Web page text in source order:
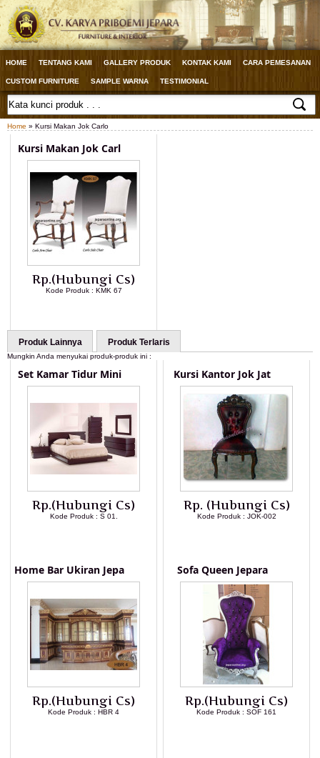
HOME TENTANG KAMI GALLERY PRODUK KONTAK KAMI CARA PEMESANAN
CUSTOM FURNITURE SAMPLE WARNA TESTIMONIAL
Home » Kursi Makan Jok Carlo
Kursi Makan Jok Carl
Rp.(Hubungi Cs)
Kode Produk : KMK 67
Produk Lainnya Produk Terlaris
Mungkin Anda menyukai produk-produk ini :
Set Kamar Tidur Mini
Rp.(Hubungi Cs)
Kode Produk : S 01.
Kursi Kantor Jok Jat
Rp. (Hubungi Cs)
Kode Produk : JOK-002
Home Bar Ukiran Jepa
Rp.(Hubungi Cs)
Kode Produk : HBR 4
Sofa Queen Jepara
Rp.(Hubungi Cs)
Kode Produk : SOF 161